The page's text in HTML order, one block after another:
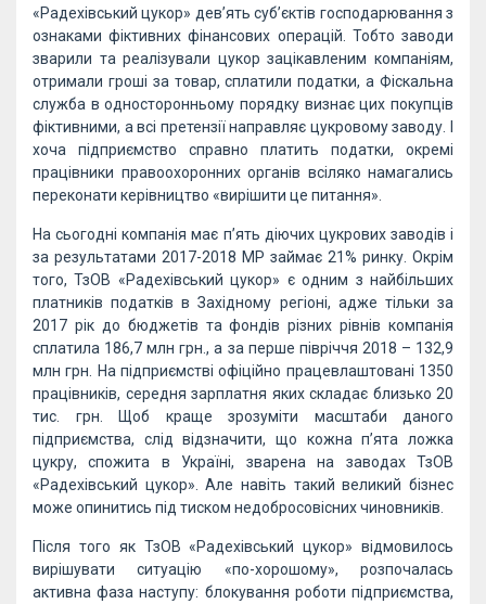
«Радехівський цукор» дев’ять суб’єктів господарювання з
ознаками фіктивних фінансових операцій. Тобто заводи
зварили та реалізували цукор зацікавленим компаніям,
отримали гроші за товар, сплатили податки, а Фіскальна
служба в односторонньому порядку визнає цих покупців
фіктивними, а всі претензії направляє цукровому заводу. І
хоча підприємство справно платить податки, окремі
працівники правоохоронних органів всіляко намагались
переконати керівництво «вирішити це питання».
На сьогодні компанія має п’ять діючих цукрових заводів і
за результатами 2017-2018 МР займає 21% ринку. Окрім
того, ТзОВ «Радехівський цукор» є одним з найбільших
платників податків в Західному регіоні, адже тільки за
2017 рік до бюджетів та фондів різних рівнів компанія
сплатила 186,7 млн грн., а за перше півріччя 2018 – 132,9
млн грн. На підприємстві офіційно працевлаштовані 1350
працівників, середня зарплатня яких складає близько 20
тис. грн. Щоб краще зрозуміти масштаби даного
підприємства, слід відзначити, що кожна п’ята ложка
цукру, спожита в Україні, зварена на заводах ТзОВ
«Радехівський цукор». Але навіть такий великий бізнес
може опинитись під тиском недобросовісних чиновників.
Після того як ТзОВ «Радехівський цукор» відмовилось
вирішувати ситуацію «по-хорошому», розпочалась
активна фаза наступу: блокування роботи підприємства,